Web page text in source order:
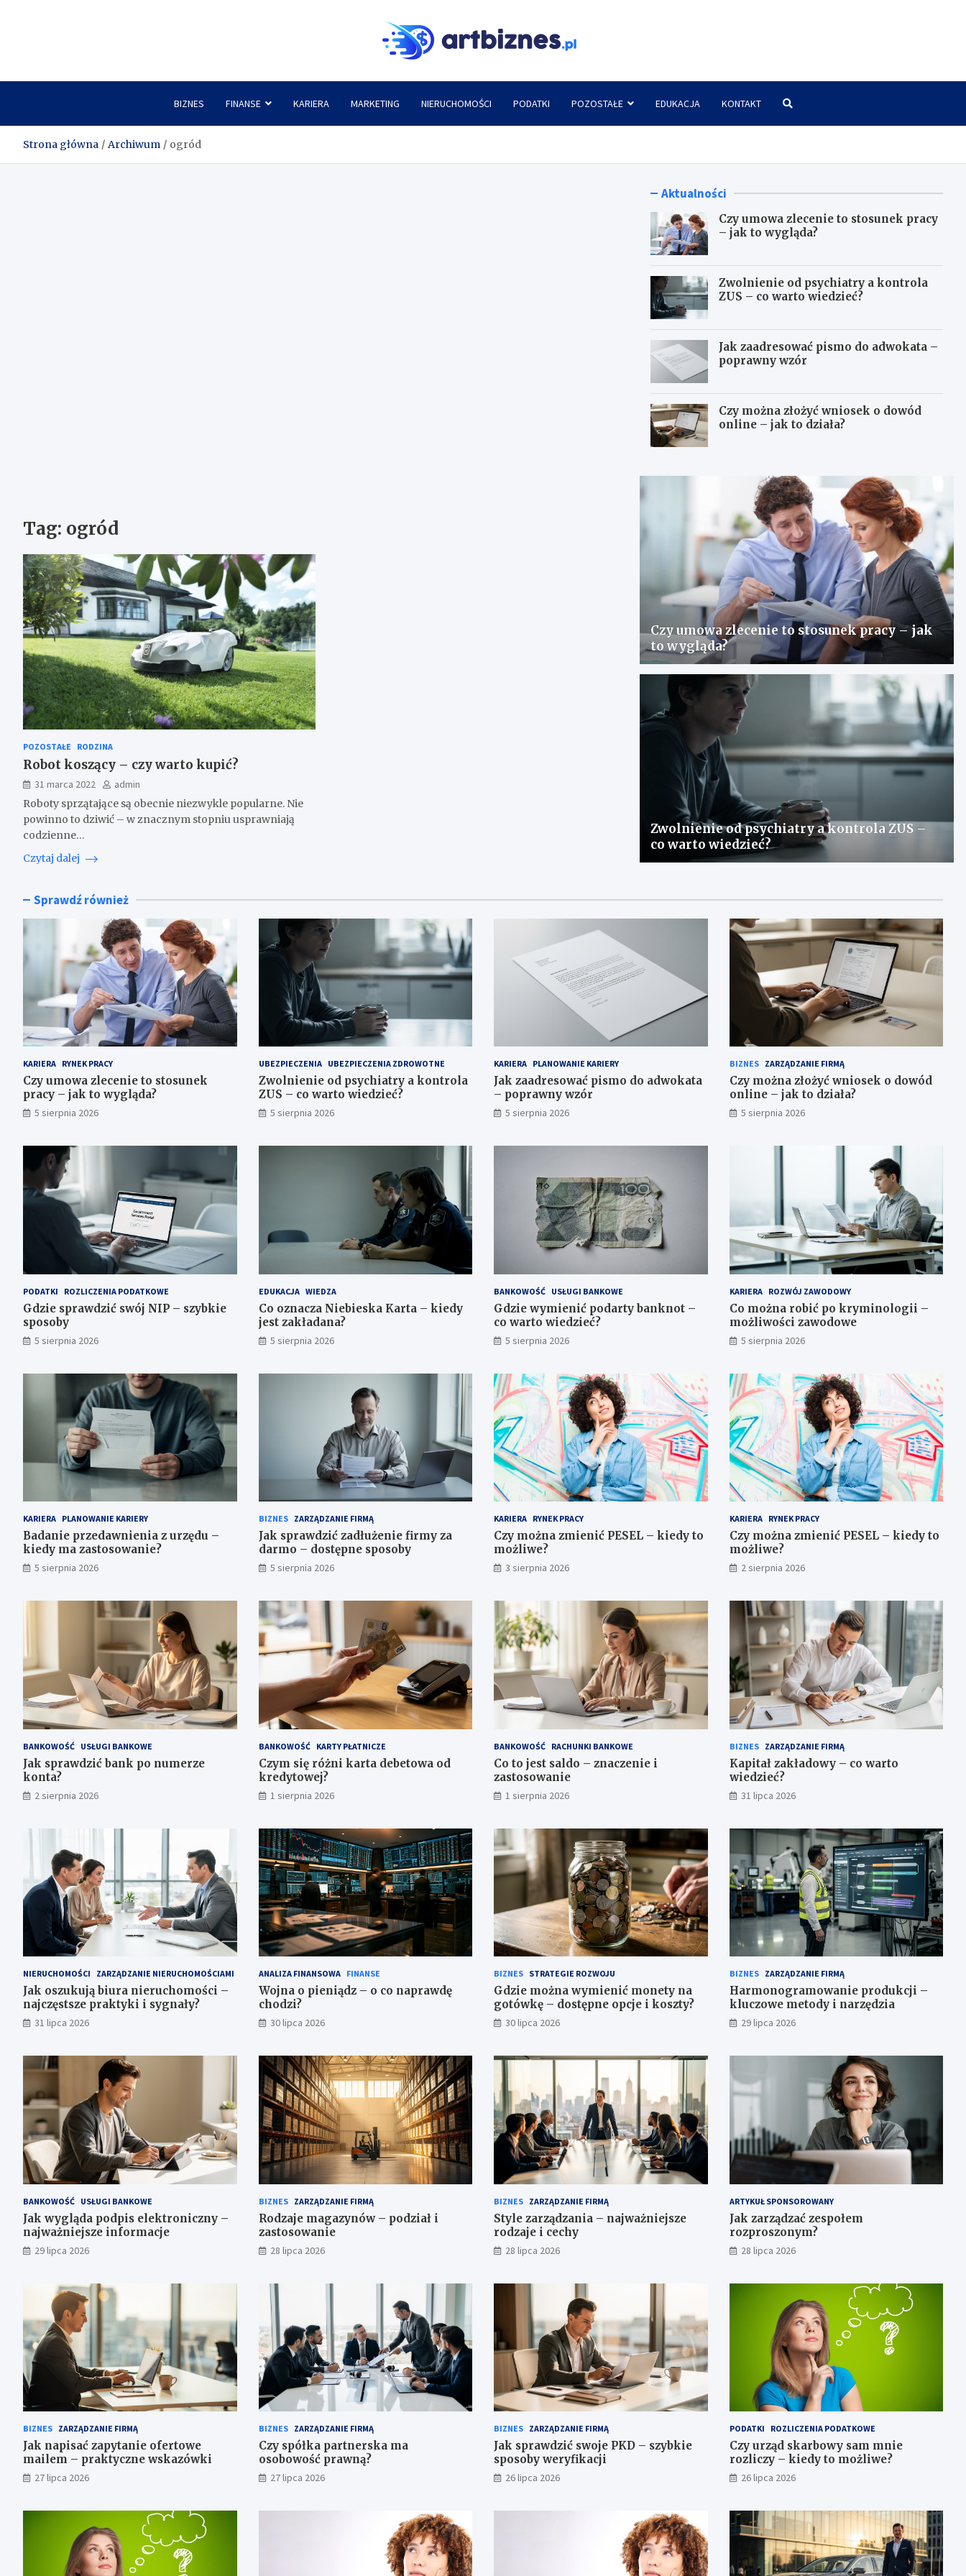
BIZNES FINANSE KARIERA MARKETING NIERUCHOMOŚCI PODATKI POZOSTAŁE EDUKACJA KONTAKT
Strona główna Archiwum ogród
Tag: ogród
POZOSTAŁE RODZINA
Robot koszący – czy warto kupić?
31 marca 2022
admin
Roboty sprzątające są obecnie niezwykle popularne. Nie
powinno to dziwić – w znacznym stopniu usprawniają
codzienne…
Czytaj dalej
Aktualności
Czy umowa zlecenie to stosunek pracy
– jak to wygląda?
Zwolnienie od psychiatry a kontrola
ZUS – co warto wiedzieć?
Jak zaadresować pismo do adwokata –
poprawny wzór
Czy można złożyć wniosek o dowód
online – jak to działa?
Czy umowa zlecenie to stosunek pracy – jak
to wygląda?
Zwolnienie od psychiatry a kontrola ZUS –
co warto wiedzieć?
Sprawdź również
KARIERA RYNEK PRACY
Czy umowa zlecenie to stosunek
pracy – jak to wygląda?
5 sierpnia 2026
UBEZPIECZENIA UBEZPIECZENIA ZDROWOTNE
Zwolnienie od psychiatry a kontrola
ZUS – co warto wiedzieć?
5 sierpnia 2026
KARIERA PLANOWANIE KARIERY
Jak zaadresować pismo do adwokata
– poprawny wzór
5 sierpnia 2026
BIZNES ZARZĄDZANIE FIRMĄ
Czy można złożyć wniosek o dowód
online – jak to działa?
5 sierpnia 2026
PODATKI ROZLICZENIA PODATKOWE
Gdzie sprawdzić swój NIP – szybkie
sposoby
5 sierpnia 2026
EDUKACJA WIEDZA
Co oznacza Niebieska Karta – kiedy
jest zakładana?
5 sierpnia 2026
BANKOWOŚĆ USŁUGI BANKOWE
Gdzie wymienić podarty banknot –
co warto wiedzieć?
5 sierpnia 2026
KARIERA ROZWÓJ ZAWODOWY
Co można robić po kryminologii –
możliwości zawodowe
5 sierpnia 2026
KARIERA PLANOWANIE KARIERY
Badanie przedawnienia z urzędu –
kiedy ma zastosowanie?
5 sierpnia 2026
BIZNES ZARZĄDZANIE FIRMĄ
Jak sprawdzić zadłużenie firmy za
darmo – dostępne sposoby
5 sierpnia 2026
KARIERA RYNEK PRACY
Czy można zmienić PESEL – kiedy to
możliwe?
3 sierpnia 2026
KARIERA RYNEK PRACY
Czy można zmienić PESEL – kiedy to
możliwe?
2 sierpnia 2026
BANKOWOŚĆ USŁUGI BANKOWE
Jak sprawdzić bank po numerze
konta?
2 sierpnia 2026
BANKOWOŚĆ KARTY PŁATNICZE
Czym się różni karta debetowa od
kredytowej?
1 sierpnia 2026
BANKOWOŚĆ RACHUNKI BANKOWE
Co to jest saldo – znaczenie i
zastosowanie
1 sierpnia 2026
BIZNES ZARZĄDZANIE FIRMĄ
Kapitał zakładowy – co warto
wiedzieć?
31 lipca 2026
NIERUCHOMOŚCI ZARZĄDZANIE NIERUCHOMOŚCIAMI
Jak oszukują biura nieruchomości –
najczęstsze praktyki i sygnały?
31 lipca 2026
ANALIZA FINANSOWA FINANSE
Wojna o pieniądz – o co naprawdę
chodzi?
30 lipca 2026
BIZNES STRATEGIE ROZWOJU
Gdzie można wymienić monety na
gotówkę – dostępne opcje i koszty?
30 lipca 2026
BIZNES ZARZĄDZANIE FIRMĄ
Harmonogramowanie produkcji –
kluczowe metody i narzędzia
29 lipca 2026
BANKOWOŚĆ USŁUGI BANKOWE
Jak wygląda podpis elektroniczny –
najważniejsze informacje
29 lipca 2026
BIZNES ZARZĄDZANIE FIRMĄ
Rodzaje magazynów – podział i
zastosowanie
28 lipca 2026
BIZNES ZARZĄDZANIE FIRMĄ
Style zarządzania – najważniejsze
rodzaje i cechy
28 lipca 2026
ARTYKUŁ SPONSOROWANY
Jak zarządzać zespołem
rozproszonym?
28 lipca 2026
BIZNES ZARZĄDZANIE FIRMĄ
Jak napisać zapytanie ofertowe
mailem – praktyczne wskazówki
27 lipca 2026
BIZNES ZARZĄDZANIE FIRMĄ
Czy spółka partnerska ma
osobowość prawną?
27 lipca 2026
BIZNES ZARZĄDZANIE FIRMĄ
Jak sprawdzić swoje PKD – szybkie
sposoby weryfikacji
26 lipca 2026
PODATKI ROZLICZENIA PODATKOWE
Czy urząd skarbowy sam mnie
rozliczy – kiedy to możliwe?
26 lipca 2026